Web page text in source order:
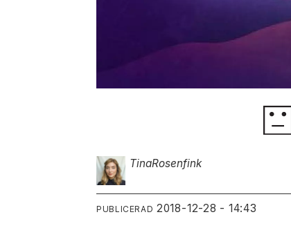
TinaRosenfink
PUBLICERAD 2018-12-28 - 14:43